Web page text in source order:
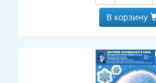
В корзину